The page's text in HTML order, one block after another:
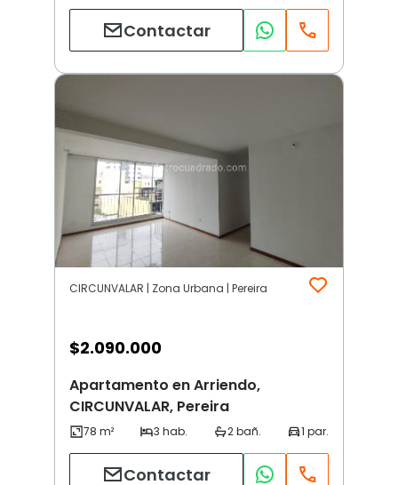
Contactar
CIRCUNVALAR | Zona Urbana | Pereira
$2.090.000
Apartamento en Arriendo,
CIRCUNVALAR, Pereira
Contactar